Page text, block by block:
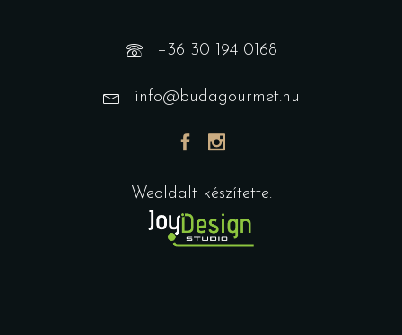
+36 30 194 0168
info@budagourmet.hu
Weoldalt készítette: